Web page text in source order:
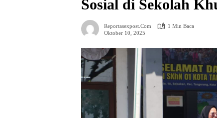
Sosial di Sekolah
Reportasexpost.com
1 Min Baca
Oktober 10, 2025